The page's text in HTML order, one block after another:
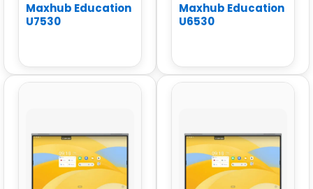
Maxhub Education
U7530
Maxhub Education
U6530